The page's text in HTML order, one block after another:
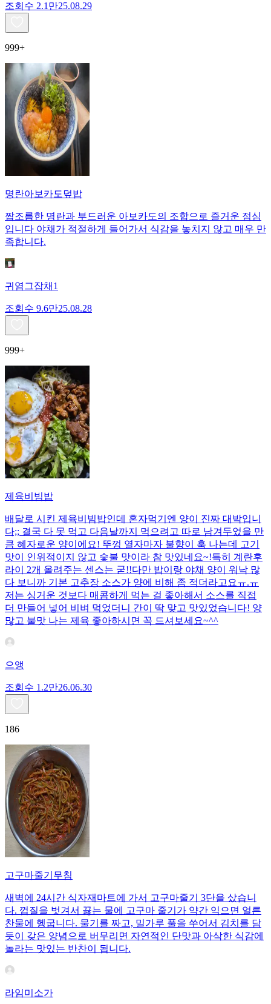
조회수 2.1만25.08.29
999+
명란아보카도덮밥
짭조름한 명란과 부드러운 아보카도의 조합으로 즐거운 점심
입니다 야채가 적절하게 들어가서 식감을 놓치지 않고 매우 만
족합니다.
귀염그잡채1
조회수 9.6만25.08.28
999+
제육비빔밥
배달로 시킨 제육비빔밥인데 혼자먹기엔 양이 진짜 대박입니
다;; 결국 다 못 먹고 다음날까지 먹으려고 따로 남겨두었을 만
큼 혜자로운 양이에요! 뚜껑 열자마자 불향이 훅 나는데 고기
맛이 인위적이지 않고 숯불 맛이라 참 맛있네요~!특히 계란후
라이 2개 올려주는 센스는 굳!! ​다만 밥이랑 야채 양이 워낙 많
다 보니까 기본 고추장 소스가 양에 비해 좀 적더라고요ㅠ.ㅠ
저는 싱거운 것보다 매콤하게 먹는 걸 좋아해서 소스를 직접
더 만들어 넣어 비벼 먹었더니 간이 딱 맞고 맛있었습니다! 양
많고 불맛 나는 제육 좋아하시면 꼭 드셔보세요~^^
으앵
조회수 1.2만26.06.30
186
고구마줄기무침
새벽에 24시간 식자재마트에 가서 고구마줄기 3단을 샀습니
다. 껍질을 벗겨서 끓는 물에 고구마 줄기가 약간 익으면 얼른
찬물에 헹굽니다. 물기를 짜고, 밀가루 풀을 쑤어서 김치를 담
듯이 갖은 양념으로 버무리면 자연적인 단맛과 아삭한 식감에
놀라는 맛있는 반찬이 됩니다.
라임미소가